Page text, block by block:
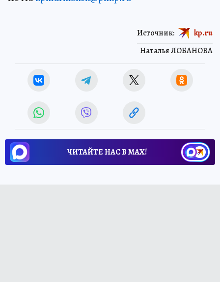
Наталья ЛОБАНОВА
Источник: kp.ru
ЧИТАЙТЕ НАС В МАХ!